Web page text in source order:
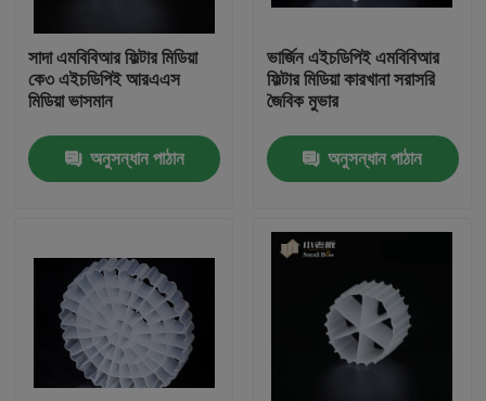
আমাদের সম্পর্কে
সাদা এমবিবিআর ফিল্টার মিডিয়া
কে৩ এইচডিপিই আরএএস
মিডিয়া ভাসমান
অনুসন্ধান পাঠান
ভার্জিন এইচডিপিই এমবিবিআর
ফিল্টার মিডিয়া কারখানা সরাসরি
জৈবিক মুভার
অনুসন্ধান পাঠান